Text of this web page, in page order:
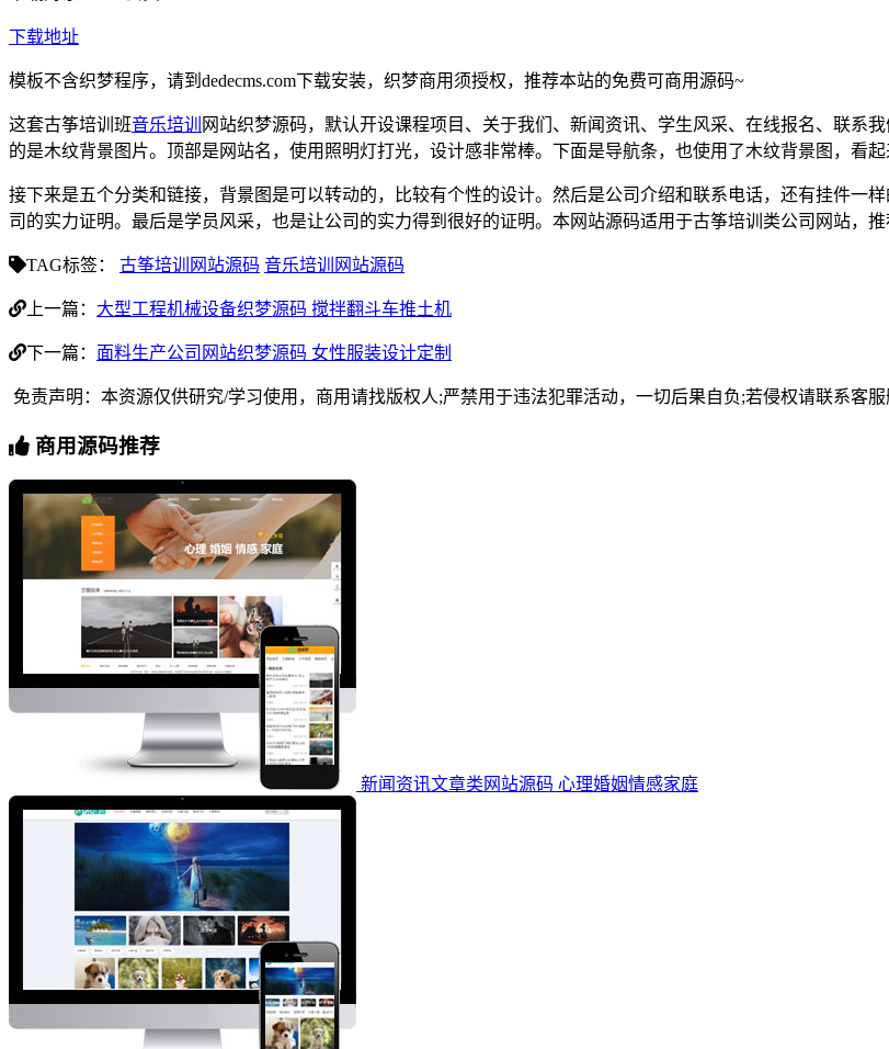
下载地址
模板不含织梦程序，请到dedecms.com下载安装，织梦商用须授权，推荐本站的免费可商用源码~
这套古筝培训班音乐培训
网站织梦源码，默认开设课程项目、关于我们、新闻资讯、学生风采、在线报名、联系
的是木纹背景图片。顶部是网站名，使用照明灯打光，设计感非常棒。下面是导航条，也使用了木纹背景图，看
接下来是五个分类和链接，背景图是可以转动的，比较有个性的设计。然后是公司介绍和联系电话，还有挂件一
司的实力证明。最后是学员风采，也是让公司的实力得到很好的证明。本网站源码适用于古筝培训类公司网站，
TAG标签： 古筝培训网站源码 音乐培训网站源码
上一篇： 大型工程机械设备织梦源码 搅拌翻斗车推土机
下一篇： 面料生产公司网站织梦源码 女性服装设计定制
免责声明：本资源仅供研究/学习使用，商用请找版权人;严禁用于违法犯罪活动，一切后果自负;若侵权请联系客服
商用源码推荐
新闻资讯文章类网站源码 心理婚姻情感家庭